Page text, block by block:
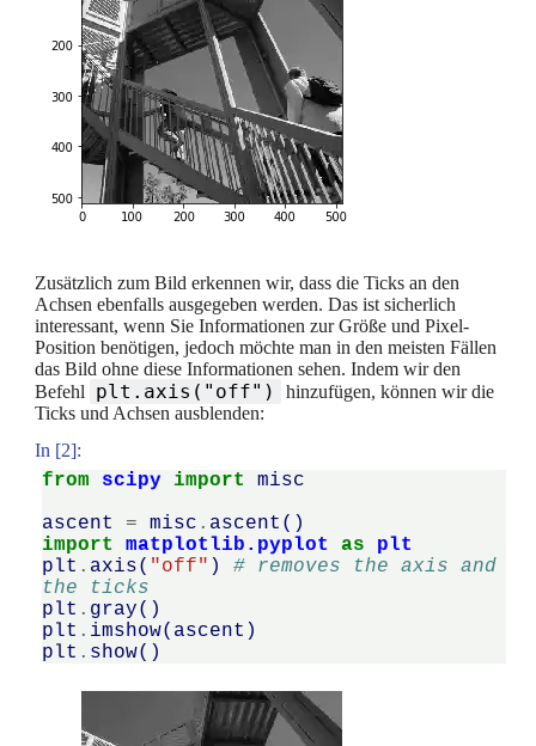
Zusätzlich zum Bild erkennen wir, dass die Ticks an den
Achsen ebenfalls ausgegeben werden. Das ist sicherlich
interessant, wenn Sie Informationen zur Größe und Pixel-
Position benötigen, jedoch möchte man in den meisten Fällen
das Bild ohne diese Informationen sehen. Indem wir den
Befehl plt.axis("off")
hinzufügen, können wir die
Ticks und Achsen ausblenden:
In [2]:
from scipy import
misc
ascent
= misc . ascent ()
import
matplotlib.pyplot as
plt
plt . axis( "off" )
# removes the axis and
the ticks
plt . gray()
plt . imshow( ascent )
plt . show()